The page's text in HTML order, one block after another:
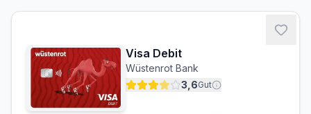
BONITÄTSPRÜFUNG
Nicht erforderlich
GIROKONTO
Erforderlich
Abrechnung & Zahlung
Visa Debit
Wüstenrot Bank
3,6Gut